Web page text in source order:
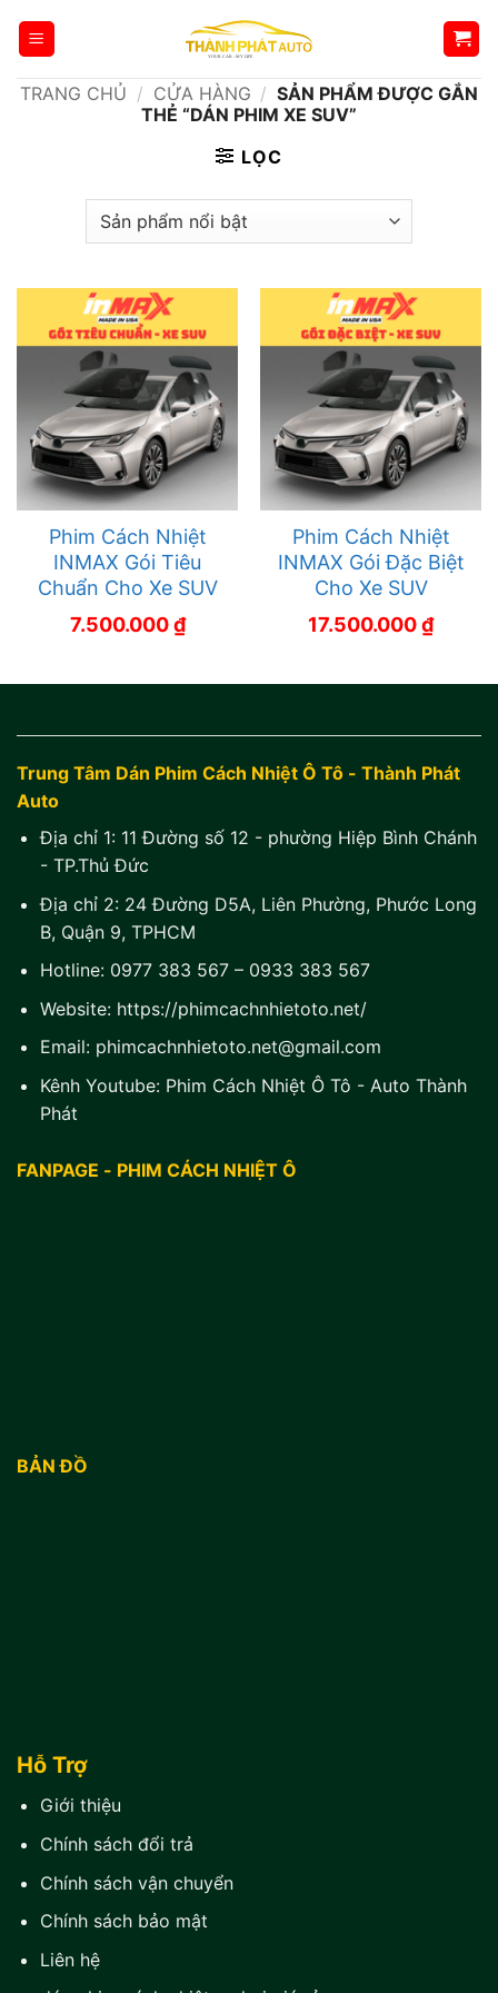
qua
dungTRANG CHỦ / CỬA HÀNG / SẢN PHẨM ĐƯỢC GẮN
THẺ “DÁN PHIM XE SUV”
LỌC
Phim Cách Nhiệt
INMAX Gói Tiêu
Chuẩn Cho Xe SUV
7.500.000₫
Phim Cách Nhiệt
INMAX Gói Đặc Biệt
Cho Xe SUV
17.500.000₫
Trung Tâm Dán Phim Cách Nhiệt Ô Tô - Thành Phát
Auto
Địa chỉ 1: 11 Đường số 12 - phường Hiệp Bình Chánh
- TP.Thủ Đức
Địa chỉ 2: 24 Đường D5A, Liên Phường, Phước Long
B, Quận 9, TPHCM
Hotline: 0977 383 567– 0933 383 567
Website: https://phimcachnhietoto.net/
Email: phimcachnhietoto.net@gmail.com
Kênh Youtube: Phim Cách Nhiệt Ô Tô - Auto Thành
Phát
FANPAGE - PHIM CÁCH NHIỆT Ô
BẢN ĐỒ
Hỗ Trợ
Giới thiệu
Chính sách đổi trả
Chính sách vận chuyển
Chính sách bảo mật
Liên hệ